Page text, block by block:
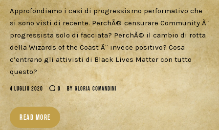
Approfondiamo i casi di progressismo performativo che
si sono visti di recente. PerchÃ© censurare Community Ã¨
progressista solo di facciata? PerchÃ© il cambio di rotta
della Wizards of the Coast Ã¨ invece positivo? Cosa
c’entrano gli attivisti di Black Lives Matter con tutto
questo?
4 LUGLIO 2020 0 BY GLORIA COMANDINI
READ MORE